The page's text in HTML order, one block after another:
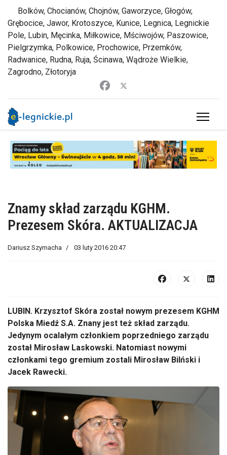
Bolków, Chocianów, Chojnów, Gaworzyce, Głogów,
Grębocice, Jawor, Krotoszyce, Kunice, Legnica, Legnickie
Pole, Lubin, Męcinka, Miłkowice, Mściwojów, Paszowice,
Pielgrzymka, Polkowice, Prochowice, Przemków,
Radwanice, Rudna, Ruja, Ścinawa, Wądroże Wielkie,
Zagrodno, Złotoryja
Znamy skład zarządu KGHM.
Prezesem Skóra. AKTUALIZACJA
Dariusz Szymacha 03 luty 2016 20:47
LUBIN. Krzysztof Skóra został nowym prezesem KGHM
Polska Miedź S.A. Znany jest też skład zarządu.
Jedynym ocalałym członkiem poprzedniego zarządu
został Mirosław Laskowski. Natomiast nowymi
członkami tego gremium zostali Mirosław Bilński i
Jacek Rawecki.